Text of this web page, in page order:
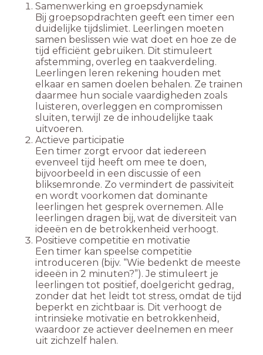
Samenwerking en groepsdynamiek
Bij groepsopdrachten geeft een timer een
duidelijke tijdslimiet. Leerlingen moeten
samen beslissen wie wat doet en hoe ze de
tijd efficiënt gebruiken. Dit stimuleert
afstemming, overleg en taakverdeling.
Leerlingen leren rekening houden met
elkaar en samen doelen behalen. Ze trainen
daarmee hun sociale vaardigheden zoals
luisteren, overleggen en compromissen
sluiten, terwijl ze de inhoudelijke taak
uitvoeren.
Actieve participatie
Een timer zorgt ervoor dat iedereen
evenveel tijd heeft om mee te doen,
bijvoorbeeld in een discussie of een
bliksemronde. Zo vermindert de passiviteit
en wordt voorkomen dat dominante
leerlingen het gesprek overnemen. Alle
leerlingen dragen bij, wat de diversiteit van
ideeën en de betrokkenheid verhoogt.
Positieve competitie en motivatie
Een timer kan speelse competitie
introduceren (bijv. “Wie bedenkt de meeste
ideeën in 2 minuten?”). Je stimuleert je
leerlingen tot positief, doelgericht gedrag,
zonder dat het leidt tot stress, omdat de tijd
beperkt en zichtbaar is. Dit verhoogt de
intrinsieke motivatie en betrokkenheid,
waardoor ze actiever deelnemen en meer
uit zichzelf halen.